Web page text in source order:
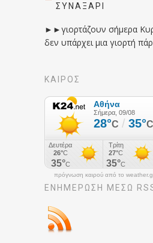
ΣΥΝΑΞΆΡΙ
►►γιορτάζουν σήμερα
δεν υπάρχει μια γιορτή
ΚΑΙΡΟΣ
πρόγνωση καιρού από το
ΕΝΗΜΈΡΩΣΉ ΜΕΣΩ